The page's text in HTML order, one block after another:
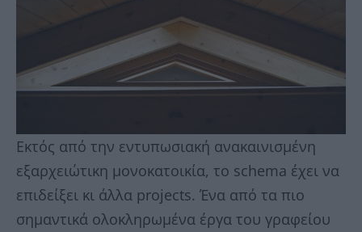
Εκτός από την εντυπωσιακή ανακαινισμένη
εξαρχειώτικη μονοκατοικία, το schema έχει να
επιδείξει κι άλλα projects. Ένα από τα πιο
σημαντικά ολοκληρωμένα έργα του γραφείου